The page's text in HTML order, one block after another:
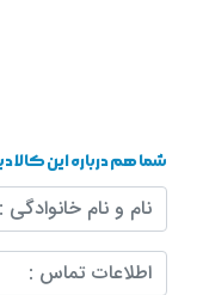
شما هم درباره این